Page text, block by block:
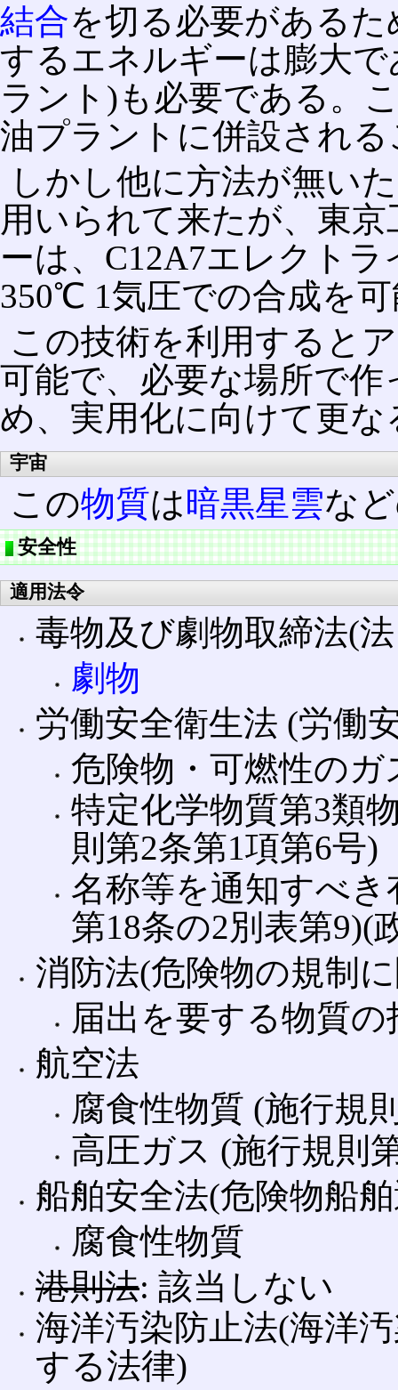
結合を切る必要がある
するエネルギーは膨大
ラント)も必要である。
油プラントに併設され
しかし他に方法が無い
用いられて来たが、東
ーは、C12A7エレクト
350℃ 1気圧での合成を
この技術を利用すると
可能で、必要な場所で
め、実用化に向けて更
宇宙
この物質は暗黒星雲な
安全性
適用法令
毒物及び劇物取締法(
劇物
労働安全衛生法 (労働
危険物・可燃性のガ
特定化学物質第3類
則第2条第1項第6号)
名称等を通知すべき
第18条の2別表第9)(
消防法(危険物の規制
届出を要する物質の
航空法
腐食性物質 (施行規
高圧ガス (施行規則
船舶安全法(危険物船
腐食性物質
港則法: 該当しない
海洋汚染防止法(海洋
する法律)